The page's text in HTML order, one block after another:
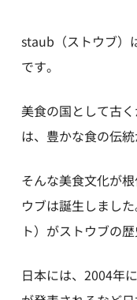
staub（ストウブ）
です。
美食の国として古
は、豊かな食の伝
そんな美食文化が
ウブは誕生しまし
ト）がストウブの
日本には、2004年